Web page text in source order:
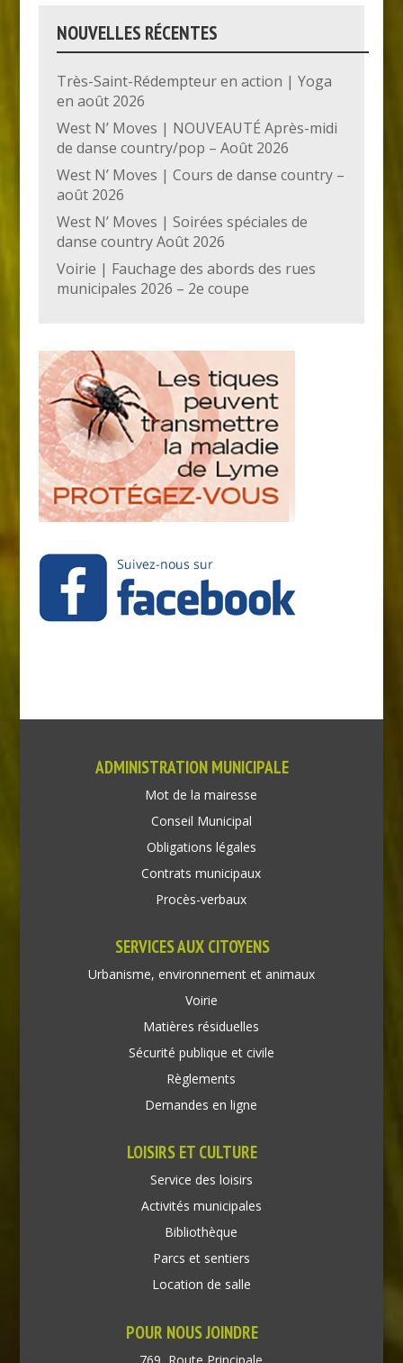
NOUVELLES RÉCENTES
Très-Saint-Rédempteur en action | Yoga
en août 2026
West N’ Moves | NOUVEAUTÉ Après-midi
de danse country/pop – Août 2026
West N’ Moves | Cours de danse country –
août 2026
West N’ Moves | Soirées spéciales de
danse country Août 2026
Voirie | Fauchage des abords des rues
municipales 2026 – 2e coupe
ADMINISTRATION MUNICIPALE
Mot de la mairesse
Conseil Municipal
Obligations légales
Contrats municipaux
Procès-verbaux
SERVICES AUX CITOYENS
Urbanisme, environnement et animaux
Voirie
Matières résiduelles
Sécurité publique et civile
Règlements
Demandes en ligne
LOISIRS ET CULTURE
Service des loisirs
Activités municipales
Bibliothèque
Parcs et sentiers
Location de salle
POUR NOUS JOINDRE